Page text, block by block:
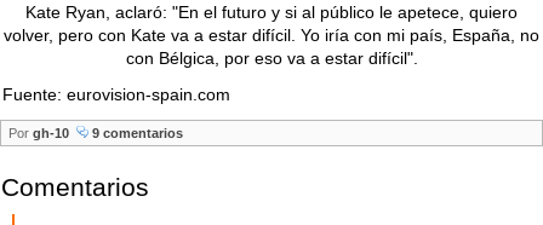
Kate Ryan, aclaró: "En el futuro y si al público le apetece, quiero
volver, pero con Kate va a estar difícil. Yo iría con mi país, España, no
con Bélgica, por eso va a estar difícil".
Fuente: eurovision-spain.com
Por gh-10 9 comentarios
Comentarios